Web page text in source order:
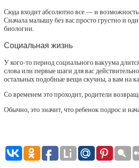
Сюда входит абсолютно все — и возможность
Сначала малышу без вас просто грустно и
биологии.
Социальная жизнь
У кого-то период социального вакуума
слова или первые шаги для вас
остальных подобные вещи скучны, а вам на
Со временем это проходит, родители
Обычно, это значит, что ребенок подрос и